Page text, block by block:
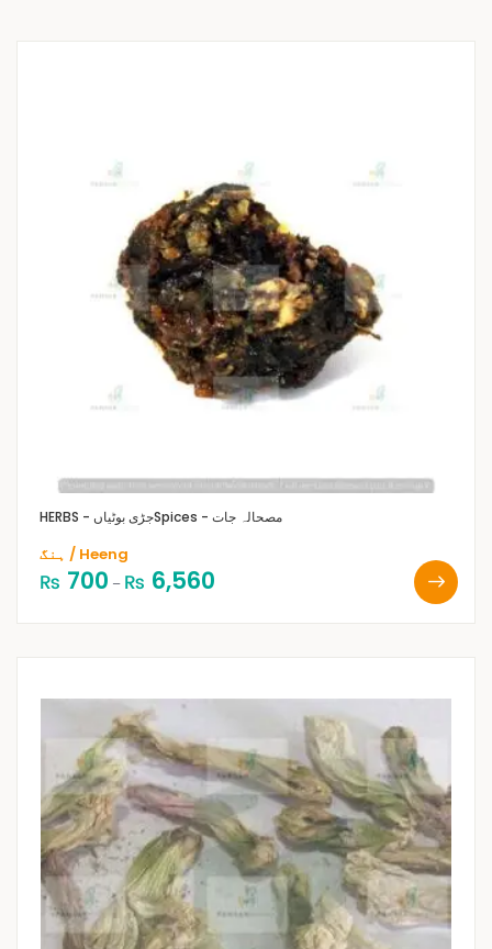
HERBS - جڑی بوٹیاں Spices - مصحالہ جات
ہنگ / Heeng
₨ 700 – ₨ 6,560